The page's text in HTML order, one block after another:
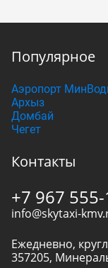
Популярное
Аэропорт
Архыз
Домбай
Чегет
Контакты
+7 967
info@skytaxi-
Ежедневно,
357205,